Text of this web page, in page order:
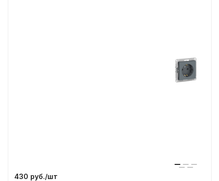
430 руб./шт